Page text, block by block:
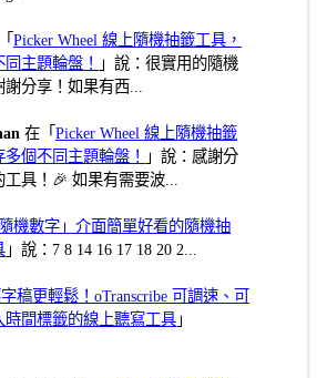
Picker Wheel 線上隨機抽籤工具，
主題輪盤！
」說：很實用的隨機
分享！如果有西...
在「Picker Wheel 線上隨機抽籤
個不同主題輪盤！
」說：感謝分
具！🎉 如果有需要波...
隨機數字」介面簡單好看的隨機抽
」說：7 8 14 16 17 18 20 2...
稿更輕鬆！oTranscribe 可調速、可
時間標籤的線上聽寫工具 」